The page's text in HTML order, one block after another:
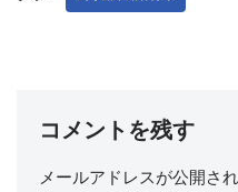
コメントを残す
メールアドレスが公開さ